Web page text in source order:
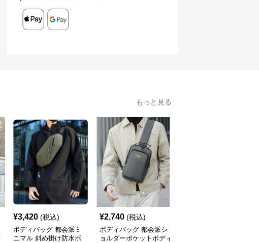
もっと見る
¥3,420 (税込)
ボディバッグ 都会派ミ
ニマル 斜め掛け防水ボ
¥2,740 (税込)
ボディバッグ 都会派シ
ョルダーポケットボディ